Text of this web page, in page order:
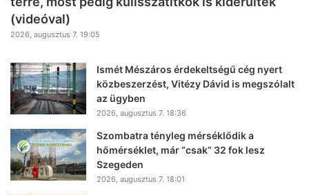
(videóval)
2026, augusztus 7. 19:05
Ismét Mészáros érdekeltségű cég nyert
közbeszerzést, Vitézy Dávid is megszólalt
az ügyben
2026, augusztus 7. 18:36
Szombatra tényleg mérséklődik a
hőmérséklet, már “csak” 32 fok lesz
Szegeden
2026, augusztus 7. 18:01